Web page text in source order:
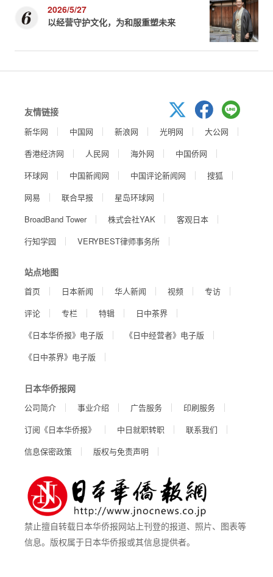
2026/5/27
以经营守护文化，为和服重塑未来
友情链接
新华网 中国网 新浪网 光明网
大公网
香港经济网
人民网 海外网
中国侨网
环球网
中国新闻网 中国评论新闻网
搜狐
网易
联合早报
星岛环球网
BroadBand Tower
株式会社YAK
客观日本
行知学园
VERYBEST律师事务所
站点地图
首页 日本新闻 华人新闻 视频
专访
评论
专栏 特辑
日中茶界
《日本华侨报》电子版
《日中经营者》电子版
《日中茶界》电子版
日本华侨报网
公司简介 事业介绍 广告服务
印刷服务
订阅《日本华侨报》
中日就职转职
联系我们
信息保密政策
版权与免责声明
禁止擅自转载日本华侨报网站上刊登的报道、照片、图表等
信息。版权属于日本华侨报或其信息提供者。